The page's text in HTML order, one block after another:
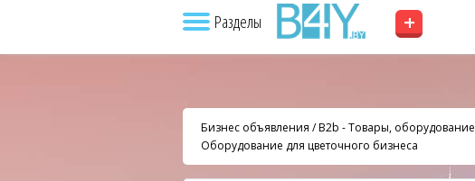
Разделы +
Бизнес объявления /B2b - Товары, оборудование
Оборудование для цветочного бизнеса